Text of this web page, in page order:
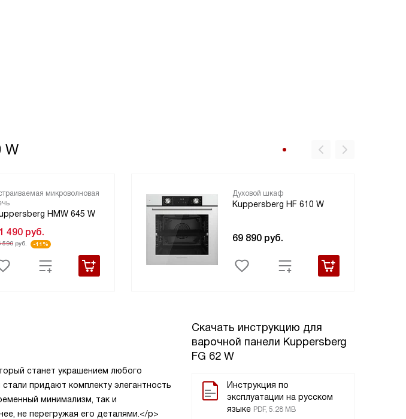
W
микроволновая
HMW 645 W
490руб.
590руб. -11%
Духовой шкаф
Kuppersberg HF 610 W
69 890 руб.
Скачать инструкцию для
варочной панели Kuppersberg
FG 62 W
Инструкция по
эксплуатации на русском
языке PDF, 5.28 MB
станет украшением любого
придают комплекту элегантность
минимализм, так и
не перегружая его деталями.</p>